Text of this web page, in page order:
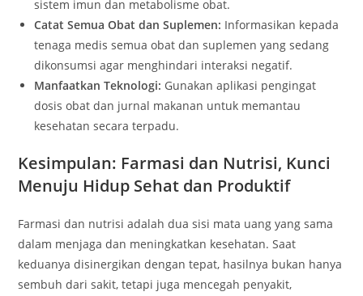
sistem imun dan metabolisme obat.
Catat Semua Obat dan Suplemen: Informasikan kepada
tenaga medis semua obat dan suplemen yang sedang
dikonsumsi agar menghindari interaksi negatif.
Manfaatkan Teknologi: Gunakan aplikasi pengingat
dosis obat dan jurnal makanan untuk memantau
kesehatan secara terpadu.
Kesimpulan: Farmasi dan Nutrisi, Kunci
Menuju Hidup Sehat dan Produktif
Farmasi dan nutrisi adalah dua sisi mata uang yang sama
dalam menjaga dan meningkatkan kesehatan. Saat
keduanya disinergikan dengan tepat, hasilnya bukan hanya
sembuh dari sakit, tetapi juga mencegah penyakit,